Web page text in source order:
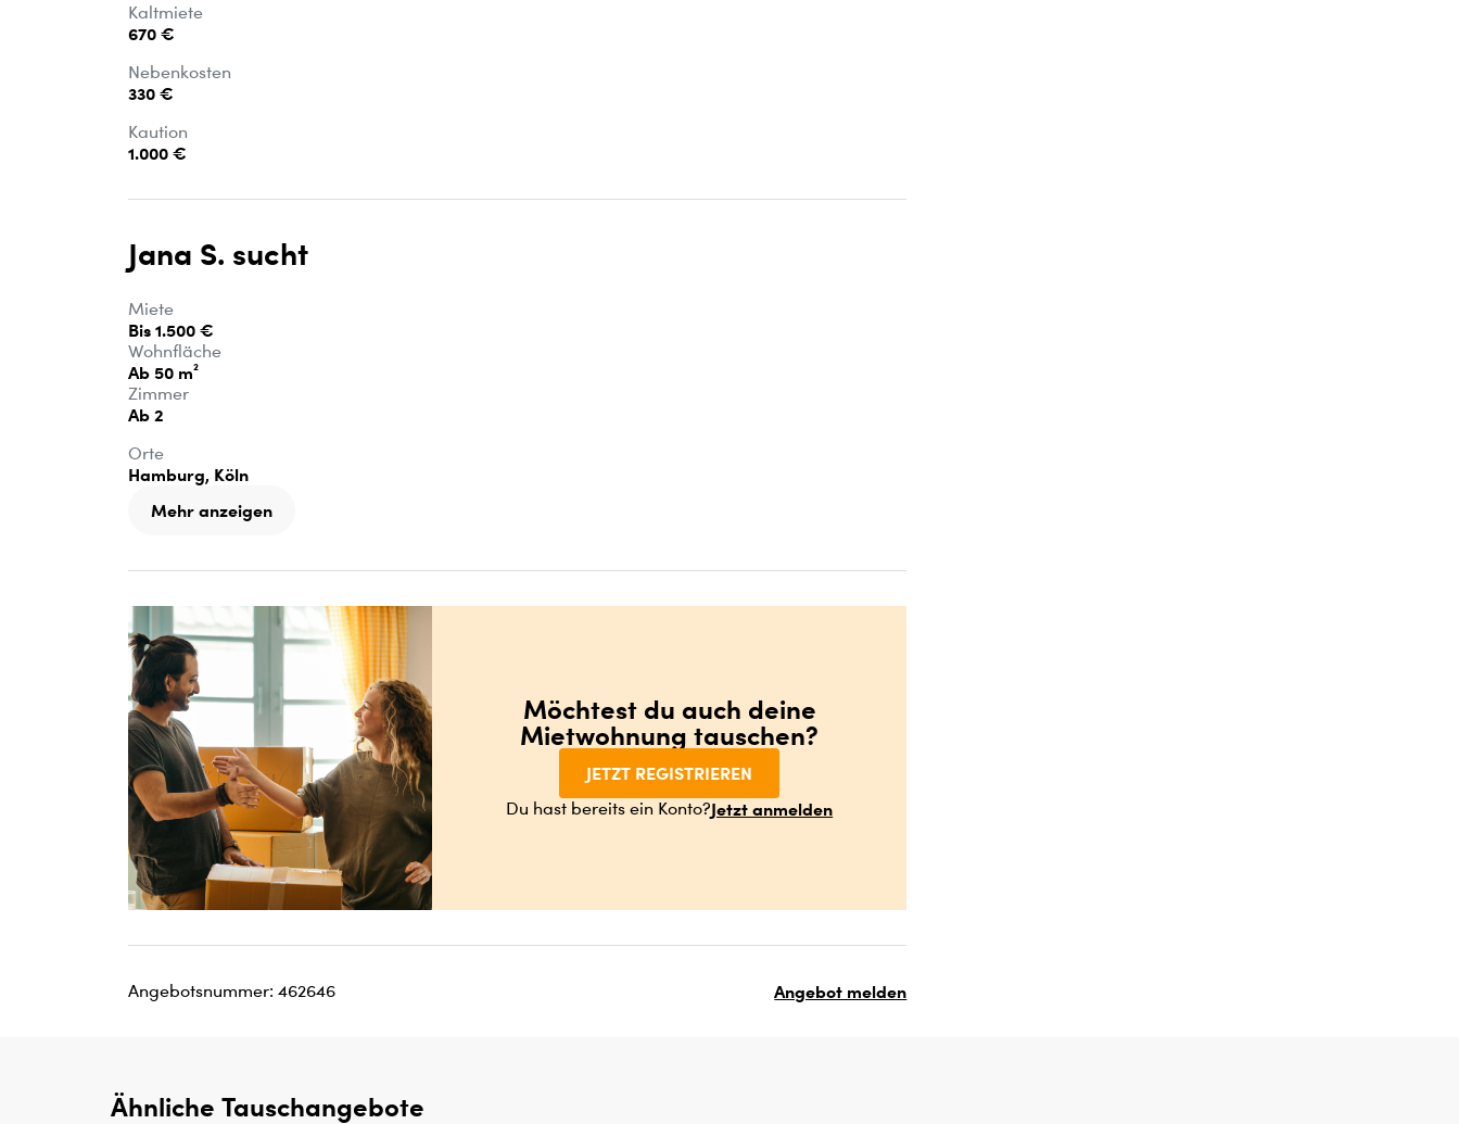
Kaltmiete
670 €
Nebenkosten
330 €
Kaution
1.000 €
Jana S. sucht
Miete
Bis 1.500 €
Wohnfläche
Ab 50 m²
Zimmer
Ab 2
Orte
Hamburg, Köln
Mehr anzeigen
Möchtest du auch deine
Mietwohnung tauschen?
JETZT REGISTRIEREN
Du hast bereits ein Konto?Jetzt anmelden
Angebotsnummer: 462646 Angebot melden
Ähnliche Tauschangebote